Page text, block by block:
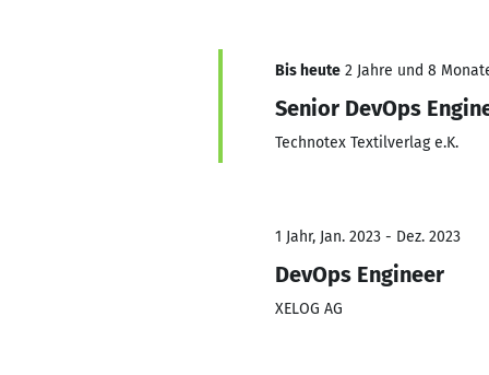
Bis heute 2 Jahre und 8
Senior DevOps
Technotex Textilverlag e.K.
1 Jahr, Jan. 2023 - Dez. 2023
DevOps Engineer
XELOG AG